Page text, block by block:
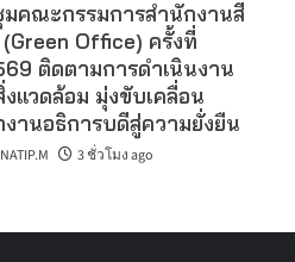
มคณะกรรมการสำนักงานสี
(Green Office) ครั้งที่
ติดตามการดำเนินงาน
แวดล้อม มุ่งขับเคลื่อน
านอธิการบดีสู่ความยั่งยืน
3 ชั่วโมง ago